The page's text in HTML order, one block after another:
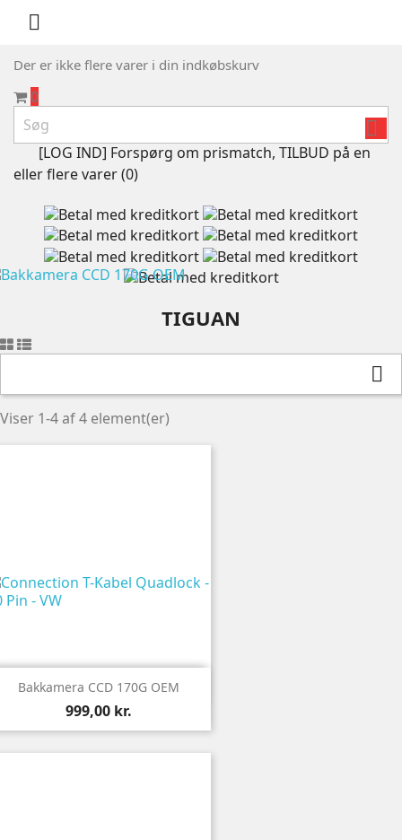

Der er ikke flere varer i din indkøbskurv
0

[LOG IND] Forspørg om prismatch, TILBUD på en
eller flere varer (0)
TIGUAN

Viser 1-4 af 4 element(er)
 Vis
Bakkamera CCD 170G OEM
999,00 kr.